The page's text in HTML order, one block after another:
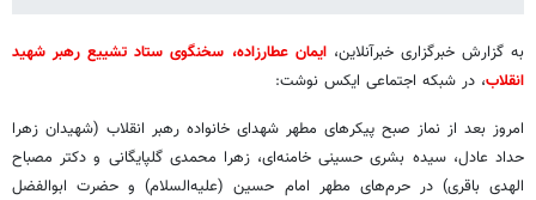
به گزارش خبرگزاری خبرآنلاین، ایمان عطارزاده، سخنگوی ستاد تشییع رهبر شهید
انقلاب، در شبکه اجتماعی ایکس نوشت:
‏امروز بعد از نماز صبح پیکرهای مطهر شهدای خانواده رهبر انقلاب (شهیدان زهرا
حداد عادل، سیده بشری حسینی خامنه‌ای، زهرا محمدی گلپایگانی و دکتر مصباح
الهدی باقری) در حرم‌های مطهر امام حسین (علیه‌السلام) و حضرت ابوالفضل